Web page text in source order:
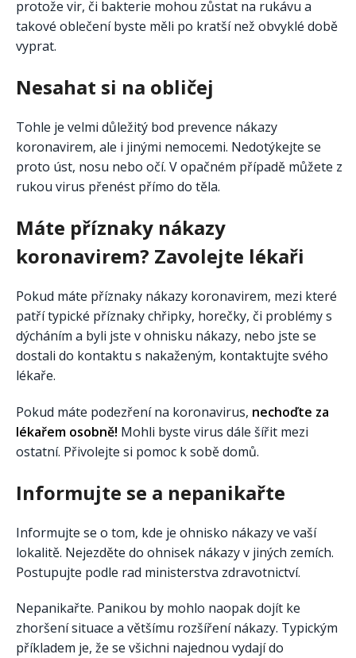
protože vir, či bakterie mohou zůstat na rukávu a
takové oblečení byste měli po kratší než obvyklé době
vyprat.
Nesahat si na obličej
Tohle je velmi důležitý bod prevence nákazy
koronavirem, ale i jinými nemocemi. Nedotýkejte se
proto úst, nosu nebo očí. V opačném případě můžete z
rukou virus přenést přímo do těla.
Máte příznaky nákazy
koronavirem? Zavolejte lékaři
Pokud máte příznaky nákazy koronavirem, mezi které
patří typické příznaky chřipky, horečky, či problémy s
dýcháním a byli jste v ohnisku nákazy, nebo jste se
dostali do kontaktu s nakaženým, kontaktujte svého
lékaře.
Pokud máte podezření na koronavirus, nechoďte za
lékařem osobně! Mohli byste virus dále šířit mezi
ostatní. Přivolejte si pomoc k sobě domů.
Informujte se a nepanikařte
Informujte se o tom, kde je ohnisko nákazy ve vaší
lokalitě. Nejezděte do ohnisek nákazy v jiných zemích.
Postupujte podle rad ministerstva zdravotnictví.
Nepanikařte. Panikou by mohlo naopak dojít ke
zhoršení situace a většímu rozšíření nákazy. Typickým
příkladem je, že se všichni najednou vydají do